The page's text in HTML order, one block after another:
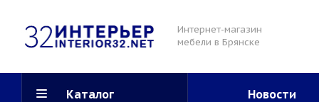
Интернет-магазин
мебели в Брянске
Каталог Новости